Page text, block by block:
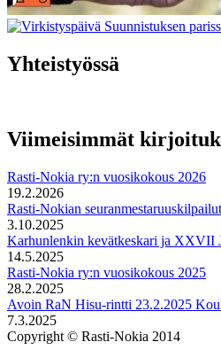
Yhteistyössä
Viimeisimmät
Rasti-Nokia ry:n vuosikokous 2026
19.2.2026
Rasti-Nokian
3.10.2025
Karhunlenkin kevätkeskari ja XXVII
14.5.2025
Rasti-Nokia ry:n vuosikokous 2025
28.2.2025
Avoin RaN Hisu-rintti 23.2.2025
7.3.2025
Copyright © Rasti-Nokia 2014